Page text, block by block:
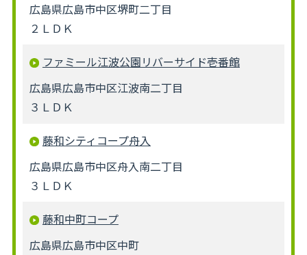
広島県広島市中区堺町二丁目
２ＬＤＫ
ファミール江波公園リバーサイド壱番館
広島県広島市中区江波南二丁目
３ＬＤＫ
藤和シティコープ舟入
広島県広島市中区舟入南二丁目
３ＬＤＫ
藤和中町コープ
広島県広島市中区中町